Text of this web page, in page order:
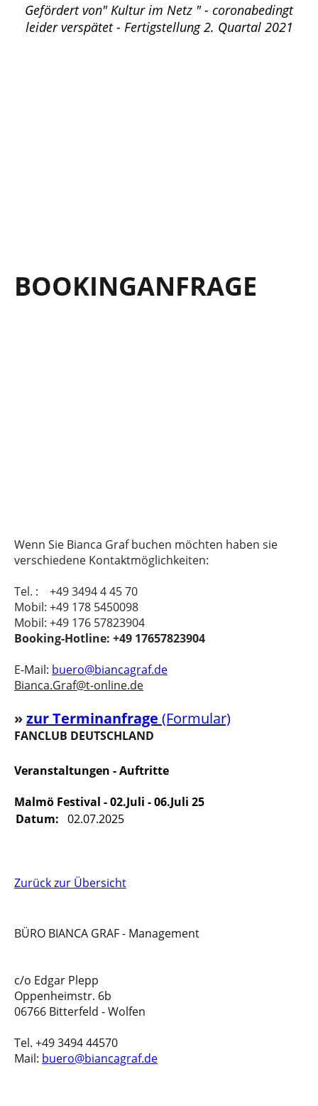
Gefördert von" Kultur im Netz " - coronabedingt
leider verspätet - Fertigstellung 2. Quartal 2021
BOOKING­ANFRAGE
Wenn Sie Bianca Graf buchen möchten haben sie
verschiedene Kontaktmöglichkeiten:
Tel. : +49 3494 4 45 70
Mobil: +49 178 5450098
Mobil: +49 176 57823904
Booking-Hotline: +49 17657823904
E-Mail: buero@biancagraf.de
Bianca.Graf@t-online.de
»zur Terminanfrage (Formular)
FANCLUB DEUTSCHLAND
Veranstaltungen - Auftritte
Malmö Festival - 02.Juli - 06.Juli 25
Datum: 02.07.2025
Zurück zur Übersicht
BÜRO BIANCA GRAF - Management
c/o Edgar Plepp
Oppenheimstr. 6b
06766 Bitterfeld - Wolfen
Tel. +49 3494 44570
Mail: buero@biancagraf.de